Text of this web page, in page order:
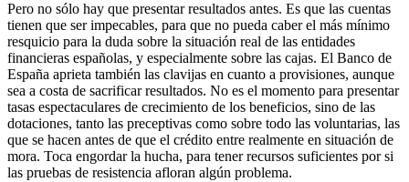
Pero no sólo hay que presentar resultados antes. Es que las cuentas
tienen que ser impecables, para que no pueda caber el más mínimo
resquicio para la duda sobre la situación real de las entidades
financieras españolas, y especialmente sobre las cajas. El Banco de
España aprieta también las clavijas en cuanto a provisiones, aunque
sea a costa de sacrificar resultados. No es el momento para presentar
tasas espectaculares de crecimiento de los beneficios, sino de las
dotaciones, tanto las preceptivas como sobre todo las voluntarias, las
que se hacen antes de que el crédito entre realmente en situación de
mora. Toca engordar la hucha, para tener recursos suficientes por si
las pruebas de resistencia afloran algún problema.